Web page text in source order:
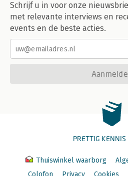
Schrijf u in voor onze
met relevante interviews en
events en de beste acties.
PRETTIG
Thuiswinkel waarborg
Colofon
Privacy Cookies